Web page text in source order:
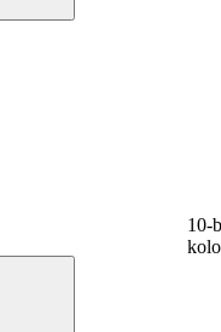
10-